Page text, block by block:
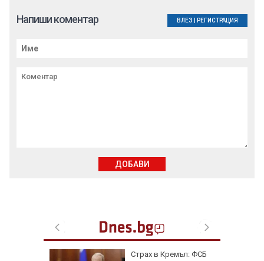
Страх в Кремъл: ФСБ
Напиши коментар ВЛЕЗ РЕГИСТРАЦИЯ
ДОБАВИ